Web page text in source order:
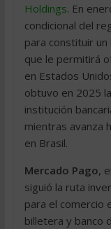
Holdings. En
condicional del
para constituir un
que le permitirá
en Estados
obtuvo en 2025
institución
mientras avanza
en Brasil.
Mercado Pago,
siguió la ruta
para el comercio
billetera y banco